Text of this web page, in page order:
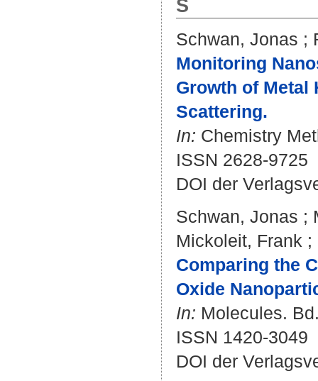
S
Schwan, Jonas ;
Monitoring
Growth of Metal
Scattering.
In: Chemistry
ISSN 2628-9725
DOI der
Schwan, Jonas ;
Mickoleit, Frank ;
Comparing the
Oxide
In: Molecules.
ISSN 1420-3049
DOI der